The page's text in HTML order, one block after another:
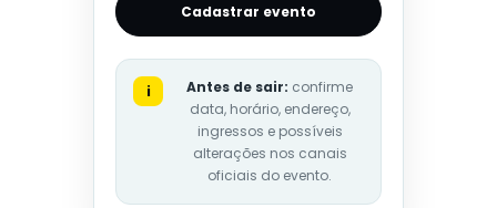
Cadastrar evento
i Antes de sair: confirme
data, horário, endereço,
ingressos e possíveis
alterações nos canais
oficiais do evento.